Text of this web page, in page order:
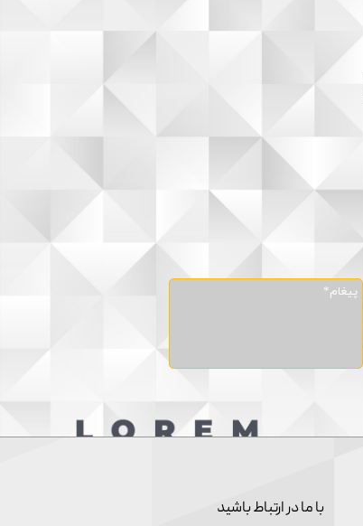
​با ما در ارتباط باشید